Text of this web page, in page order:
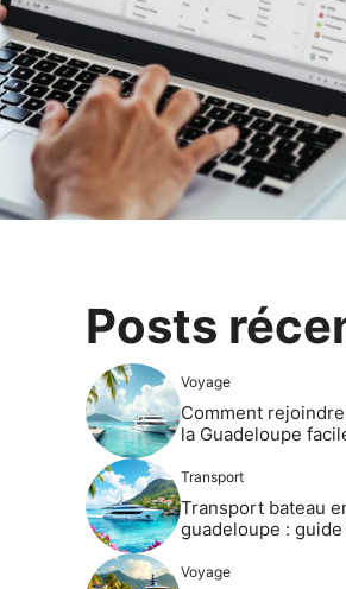
Posts
Voyage
Comment
la Guadeloupe
Transport
Transport bateau
guadeloupe :
Voyage